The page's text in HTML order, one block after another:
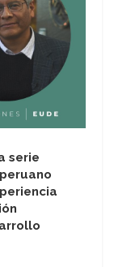
serie